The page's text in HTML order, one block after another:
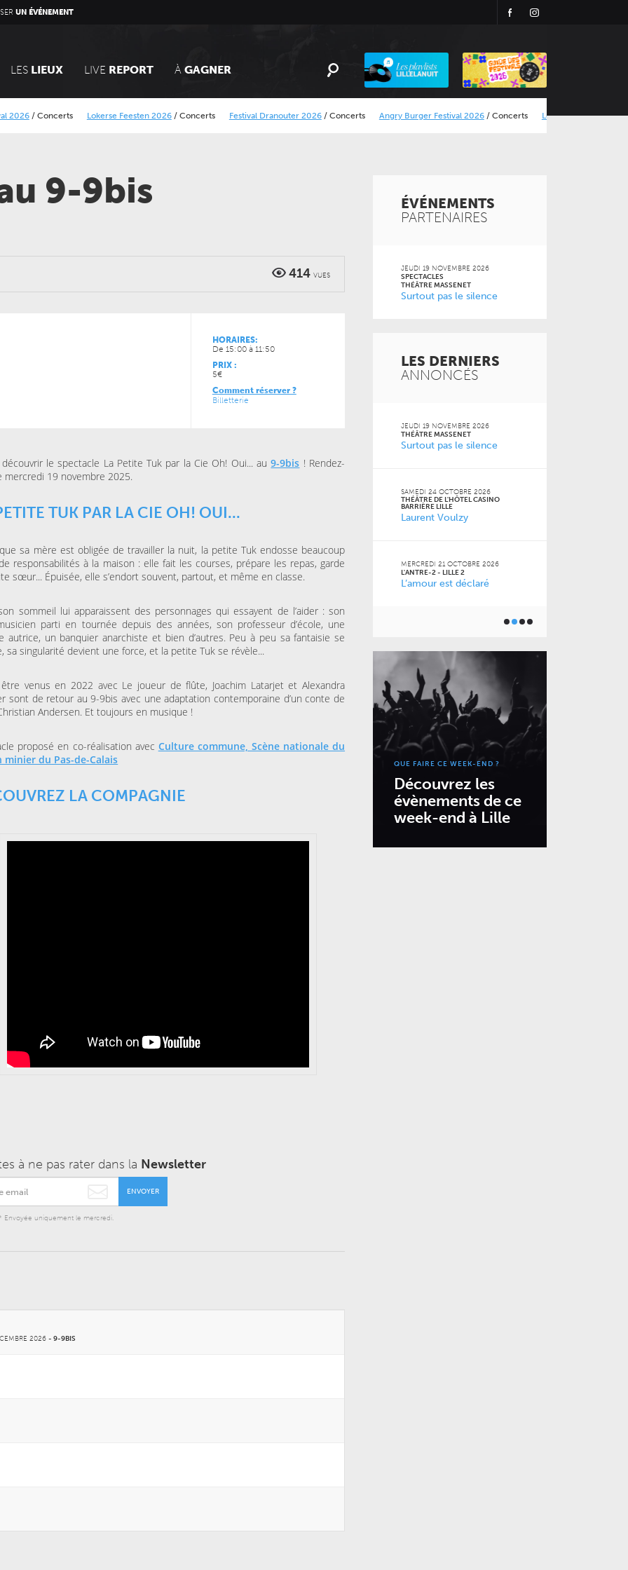
UN ÉVÉNEMENT
LES LIEUX LIVE REPORT À GAGNER
Playlist
LillelaNuit
/Concerts Lokerse Feesten 2026/Concerts Festival Dranouter 2026/Concerts Angry Burger Festival 2026/Concerts Le Calais Street Art Festival
9-9bis
414 VUES
HORAIRES:
De 15:00 à 11:50
PRIX :
5€
Comment réserver ?
Billetterie
découvrir le spectacle La Petite Tuk par la Cie Oh! Oui... au9-9bis ! Rendez-
mercredi 19 novembre 2025.
TUK PAR LA CIE OH! OUI...
sa mère est obligée de travailler la nuit, la petite Tuk endosse beaucoup
responsabilités à la maison : elle fait les courses, prépare les repas, garde
sœur... Épuisée, elle s’endort souvent, partout, et même en classe.
sommeil lui apparaissent des personnages qui essayent de l’aider : son
parti en tournée depuis des années, son professeur d’école, une
autrice, un banquier anarchiste et bien d’autres. Peu à peu sa fantaisie se
sa singularité devient une force, et la petite Tuk se révèle...
venus en 2022 avec Le joueur de flûte, Joachim Latarjet et Alexandra
sont de retour au 9-9bis avec une adaptation contemporaine d’un conte de
Andersen. Et toujours en musique !
proposé en co-réalisation avec Culture commune, Scène nationale du
minier du Pas-de-Calais
LA COMPAGNIE
à ne pas rater dans la Newsletter
ENVOYER
* Envoyée uniquement le mercredi.
2026 - 9-9BIS
ÉVÉNEMENTS
PARTENAIRES
JEUDI 19 NOVEMBRE 2026
SPECTACLES
THÉÂTRE MASSENET
Surtout pas le silence
LES DERNIERS
ANNONCÉS
Goldman – Tribute Jean-
MERCREDI 04 NOVEMBRE 2026
Skraeckoedlan (Stoner) à
la Bulle Café
JEUDI 19 NOVEMBRE 2026
THÉÂTRE MASSENET
Surtout pas le silence
SAMEDI 24 OCTOBRE 2026
THÉÂTRE DE L'HÔTEL CASINO
BARRIÈRE LILLE
Laurent Voulzy
MERCREDI 21 OCTOBRE 2026
L'ANTRE-2 - LILLE 2
L’amour est déclaré
QUE FAIRE CE WEEK-END ?
Découvrez les
évènements de ce
week-end à Lille